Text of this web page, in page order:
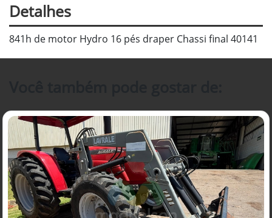
Detalhes
841h de motor Hydro 16 pés draper Chassi final 40141